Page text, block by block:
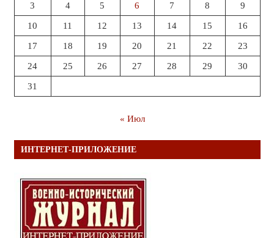
3 4 5 6 7 8 9
10 11 12 13 14 15 16
17 18 19 20 21 22 23
24 25 26 27 28 29 30
31
« Июл
ИНТЕРНЕТ-ПРИЛОЖЕНИЕ